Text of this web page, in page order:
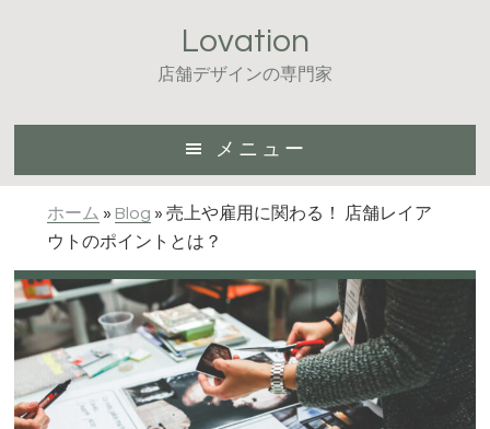
Lovation
店舗デザインの専門家
メニュー
ホーム » Blog »売上や雇用に関わる！ 店舗レイア
ウトのポイントとは？